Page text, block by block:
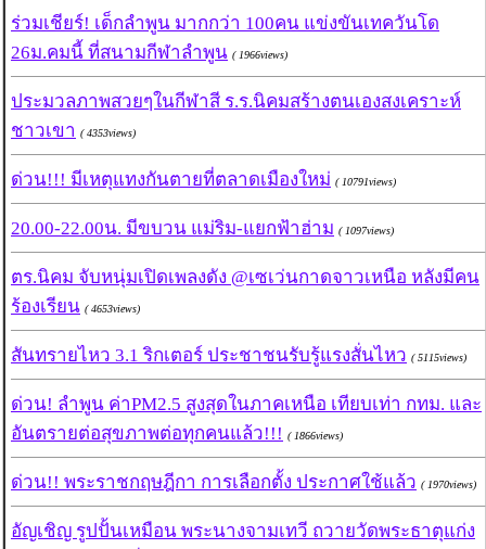
ร่วมเชียร์! เด็กลำพูน มากกว่า 100คน แข่งขันเทควันโด
26ม.คมนี้ ที่สนามกีฬาลำพูน ( 1966views)
ประมวลภาพสวยๆในกีฬาสี ร.ร.นิคมสร้างตนเองสงเคราะห์
ชาวเขา ( 4353views)
ด่วน!!! มีเหตุแทงกันตายที่ตลาดเมืองใหม่ ( 10791views)
20.00-22.00น. มีขบวน แม่ริม-แยกฟ้าฮ่าม ( 1097views)
ตร.นิคม จับหนุ่มเปิดเพลงดัง @เซเว่นกาดจาวเหนือ หลังมีคน
ร้องเรียน ( 4653views)
สันทรายไหว 3.1 ริกเตอร์ ประชาชนรับรู้แรงสั่นไหว ( 5115views)
ด่วน! ลำพูน ค่าPM2.5 สูงสุดในภาคเหนือ เทียบเท่า กทม. และ
อันตรายต่อสุขภาพต่อทุกคนแล้ว!!! ( 1866views)
ด่วน!! พระราชกฤษฎีกา การเลือกตั้ง ประกาศใช้แล้ว ( 1970views)
อัญเชิญ รูปปั้นเหมือน พระนางจามเทวี ถวายวัดพระธาตุแก่ง